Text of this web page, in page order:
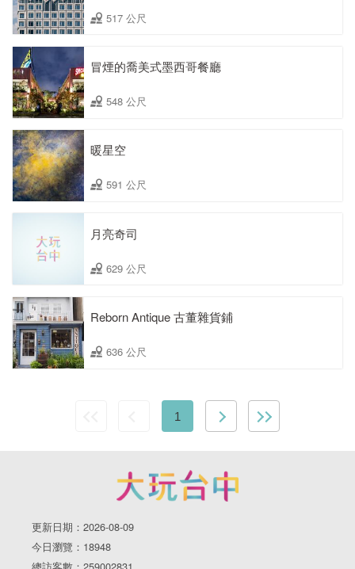
517 公尺
冒煙的喬美式墨西哥餐廳
548 公尺
暖星空
591 公尺
月亮奇司
629 公尺
Reborn Antique 古董雜貨鋪
636 公尺
1
更新日期：2026-08-09
今日瀏覽：18948